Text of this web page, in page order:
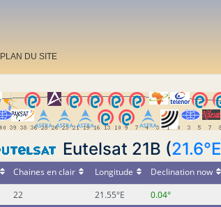
PLAN DU SITE
Eutelsat 21B (21.6°E
Chaines en clair Longitude Declination now
22 21.55°E 0.04°